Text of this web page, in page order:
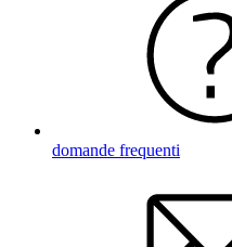
domande frequenti